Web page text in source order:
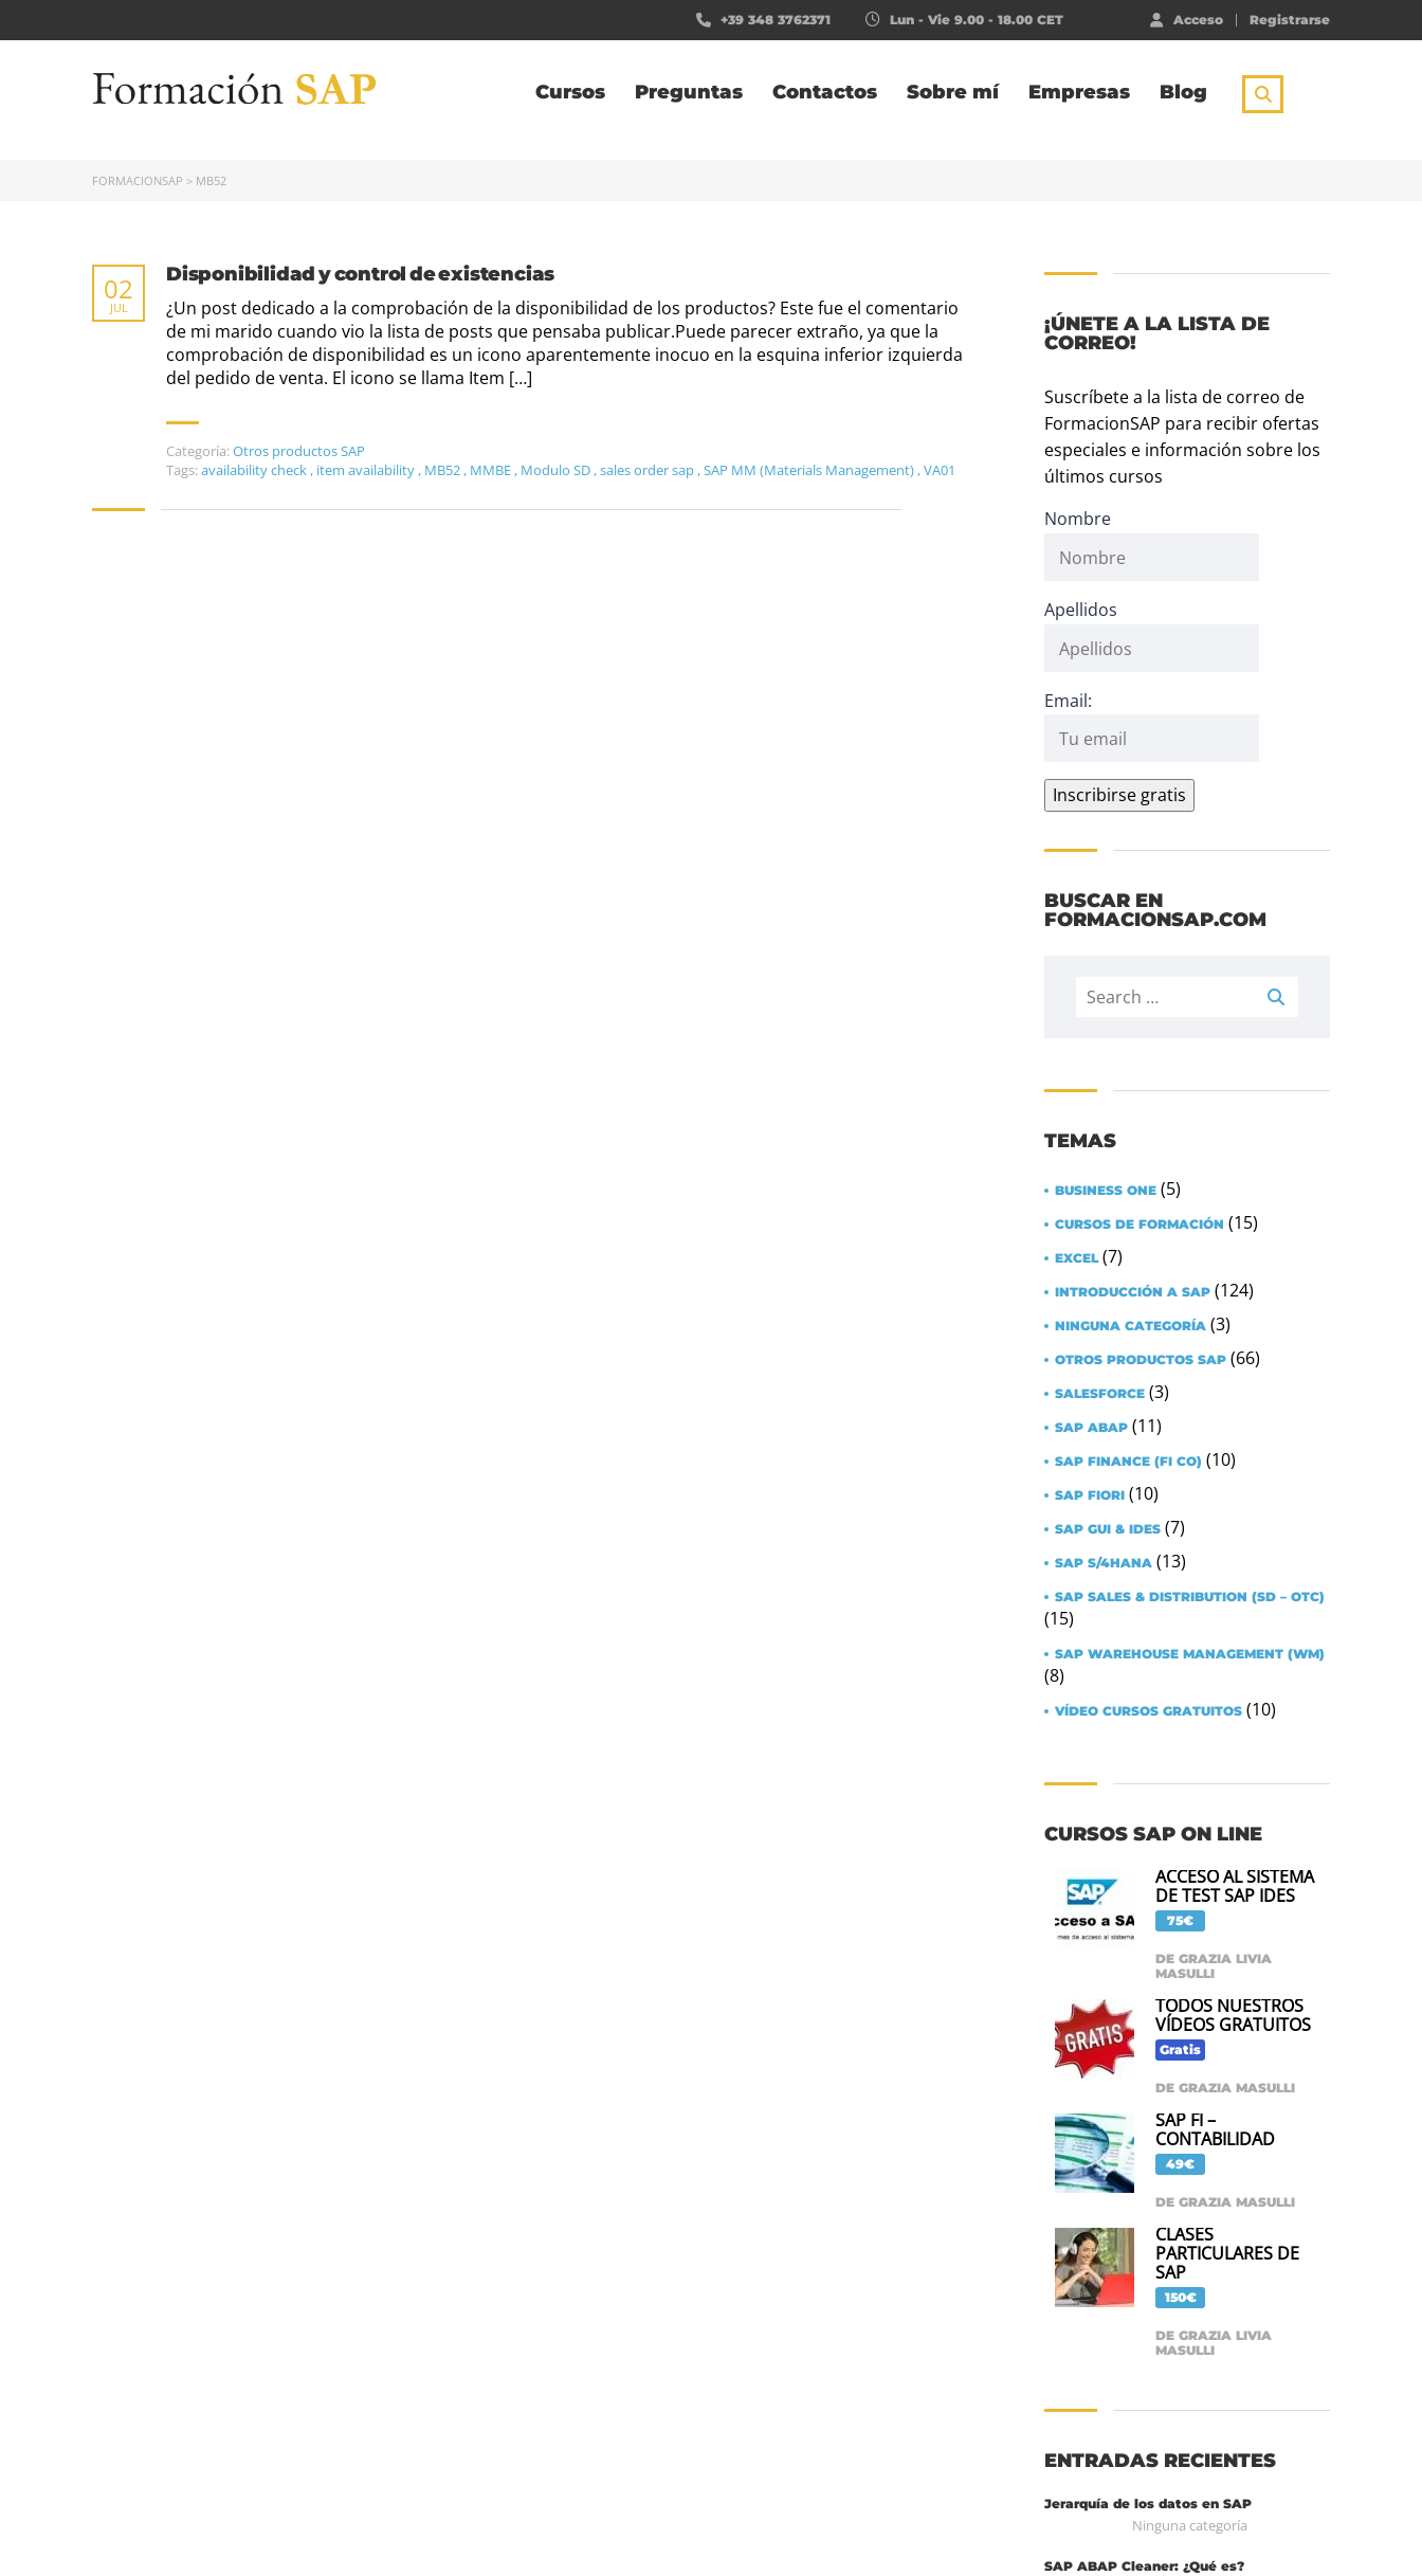
Acceso Registrarse
Lun - Vie 9.00 - 18.00 CET
+39 348 3762371
Cursos Preguntas Contactos Sobre mí Empresas Blog
FORMACIONSAP > MB52
Disponibilidad y control de existencias
02
JUL
¿Un post dedicado a la comprobación de la disponibilidad de los productos? Este fue el comentario
de mi marido cuando vio la lista de posts que pensaba publicar.Puede parecer extraño, ya que la
comprobación de disponibilidad es un icono aparentemente inocuo en la esquina inferior izquierda
del pedido de venta. El icono se llama Item […]
Categoría:Otros productos SAP
Tags:availability check , item availability , MB52 , MMBE , Modulo SD ,sales order sap ,SAP MM (Materials Management) ,VA01
¡ÚNETE A LA LISTA DE
CORREO!
Suscríbete a la lista de correo de
FormacionSAP para recibir ofertas
especiales e información sobre los
últimos cursos
Nombre
Apellidos
Email:
BUSCAR EN
FORMACIONSAP.COM
Search
for:
TEMAS
BUSINESS ONE (5)
CURSOS DE FORMACIÓN (15)
EXCEL(7)
INTRODUCCIÓN A SAP (124)
NINGUNA CATEGORÍA (3)
OTROS PRODUCTOS SAP (66)
SALESFORCE (3)
SAP ABAP (11)
SAP FINANCE (FI CO) (10)
SAP FIORI (10)
SAP GUI & IDES (7)
SAP S/4HANA (13)
SAP SALES & DISTRIBUTION (SD – OTC)
(15)
SAP WAREHOUSE MANAGEMENT (WM)
(8)
VÍDEO CURSOS GRATUITOS (10)
CURSOS SAP ON LINE
ACCESO AL SISTEMA
DE TEST SAP IDES
75€
DE GRAZIA LIVIA
MASULLI
TODOS NUESTROS
VÍDEOS GRATUITOS
Gratis
DE GRAZIA MASULLI
SAP FI –
CONTABILIDAD
49€
DE GRAZIA MASULLI
CLASES
PARTICULARES DE
SAP
150€
DE GRAZIA LIVIA
MASULLI
ENTRADAS RECIENTES
Jerarquía de los datos en SAP
Ninguna categoría
SAP ABAP Cleaner: ¿Qué es?